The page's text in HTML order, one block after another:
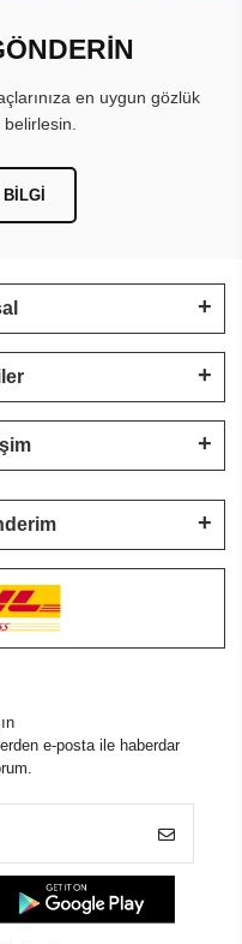
en uygun gözlük
e-posta ile haberdar